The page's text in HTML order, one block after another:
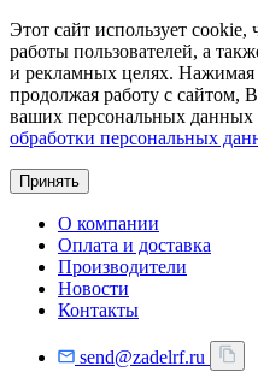
Этот сайт использует cookie,
работы пользователей, а
и рекламных целях.
продолжая работу с сайтом,
ваших персональных данных
обработки персональных
Принять
О компании
Оплата и доставка
Производители
Новости
Контакты
send@zadelrf.ru